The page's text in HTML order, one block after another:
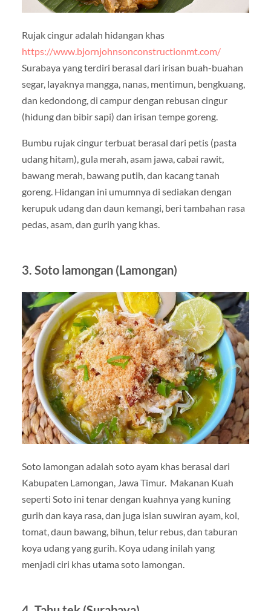
Rujak cingur adalah hidangan khas
https://www.bjornjohnsonconstructionmt.com/
Surabaya yang terdiri berasal dari irisan buah-buahan
segar, layaknya mangga, nanas, mentimun, bengkuang,
dan kedondong, di campur dengan rebusan cingur
(hidung dan bibir sapi) dan irisan tempe goreng.
Bumbu rujak cingur terbuat berasal dari petis (pasta
udang hitam), gula merah, asam jawa, cabai rawit,
bawang merah, bawang putih, dan kacang tanah
goreng. Hidangan ini umumnya di sediakan dengan
kerupuk udang dan daun kemangi, beri tambahan rasa
pedas, asam, dan gurih yang khas.
3. Soto lamongan (Lamongan)
Soto lamongan adalah soto ayam khas berasal dari
Kabupaten Lamongan, Jawa Timur. Makanan Kuah
seperti Soto ini tenar dengan kuahnya yang kuning
gurih dan kaya rasa, dan juga isian suwiran ayam, kol,
tomat, daun bawang, bihun, telur rebus, dan taburan
koya udang yang gurih. Koya udang inilah yang
menjadi ciri khas utama soto lamongan.